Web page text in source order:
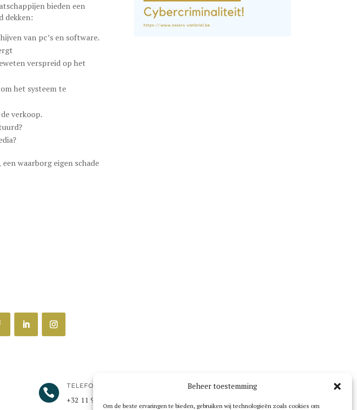
Beheer toestemming
Om de beste ervaringen te bieden, gebruiken wij technologieën zoals cookies om
bieden een
dekken:
van pc’s en software.
verspreid op het
het systeem te
verkoop.
waarborg eigen schade

TELEFOON
+32 11 94 66 44​